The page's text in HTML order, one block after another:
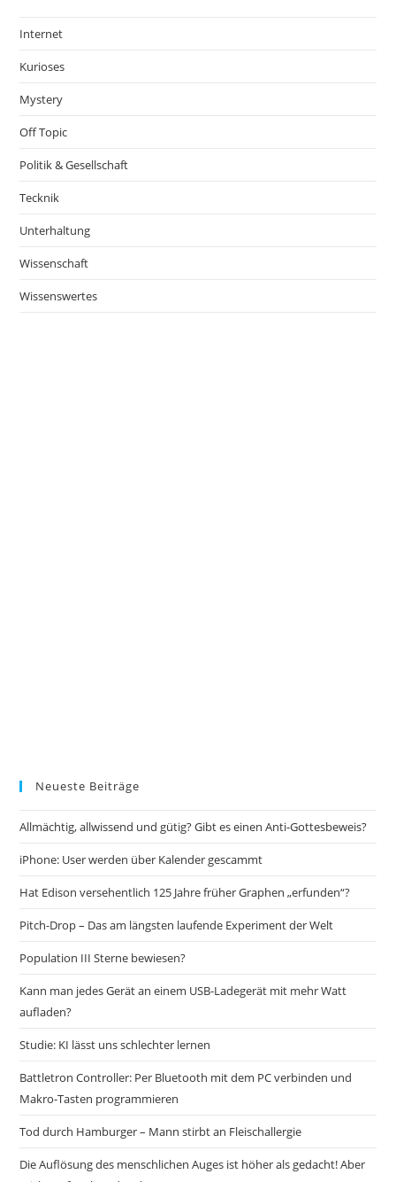
Internet
Kurioses
Mystery
Off Topic
Politik & Gesellschaft
Tecknik
Unterhaltung
Wissenschaft
Wissenswertes
Neueste Beiträge
Allmächtig, allwissend und gütig? Gibt es einen Anti-Gottesbeweis?
iPhone: User werden über Kalender gescammt
Hat Edison versehentlich 125 Jahre früher Graphen „erfunden“?
Pitch-Drop – Das am längsten laufende Experiment der Welt
Population III Sterne bewiesen?
Kann man jedes Gerät an einem USB-Ladegerät mit mehr Watt
aufladen?
Studie: KI lässt uns schlechter lernen
Battletron Controller: Per Bluetooth mit dem PC verbinden und
Makro-Tasten programmieren
Tod durch Hamburger – Mann stirbt an Fleischallergie
Die Auflösung des menschlichen Auges ist höher als gedacht! Aber